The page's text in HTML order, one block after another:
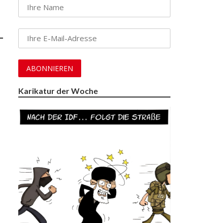
Karikatur der Woche